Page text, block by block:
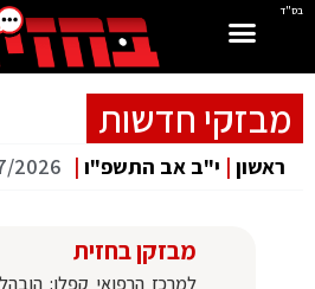
בס"ד
מבזקי חדשות
ראשון | י"ב אב התשפ"ו |
2026
מבזקן בחזית